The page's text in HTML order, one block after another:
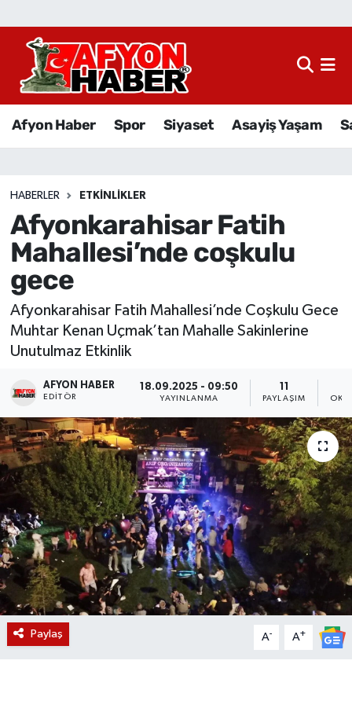
Afyon Haber Spor Siyaset Asayiş Yaşam
HABERLER ETKINLIKLER
Afyonkarahisar Fatih
Mahallesi’nde coşkulu
gece
Afyonkarahisar Fatih Mahallesi’nde Coşkulu Gece
Muhtar Kenan Uçmak’tan Mahalle Sakinlerine
Unutulmaz Etkinlik
AFYON HABER
EDITÖR
18.09.2025 - 09:50
YAYINLANMA PAYLAŞIM
Paylaş A- A+
Afyon Haber
Sağlık
Eğitim
Ekonomi
Magazin
Etkinlikler